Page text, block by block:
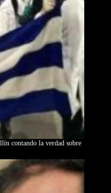
contando la verdad sobre